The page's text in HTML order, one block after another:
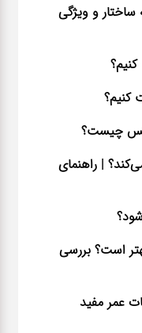
و ویژگی
چیست؟
| راهنمای
است؟ بررسی
عمر مفید